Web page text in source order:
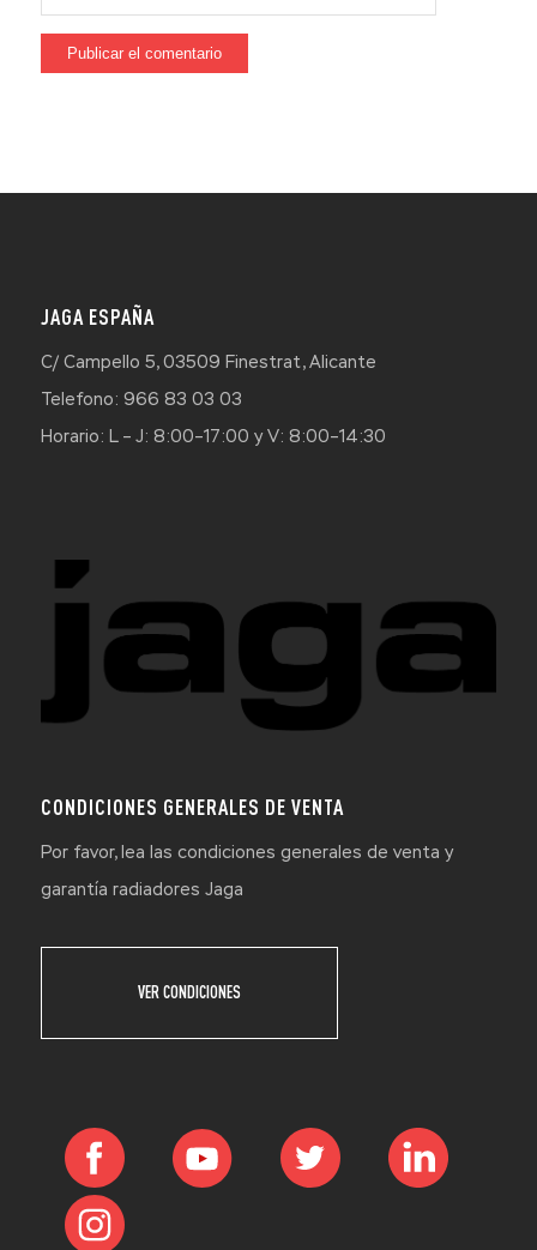
JAGA ESPAÑA
C/ Campello 5, 03509 Finestrat, Alicante
Telefono: 966 83 03 03
Horario: L – J: 8:00–17:00 y V: 8:00–14:30
CONDICIONES GENERALES DE VENTA
Por favor, lea las condiciones generales de venta y
garantía radiadores Jaga
VER CONDICIONES